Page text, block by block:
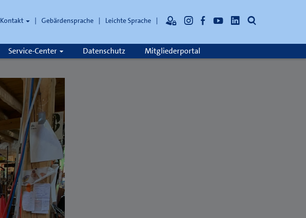
Kontakt Gebärdensprache Leichte Sprache
Service-Center Datenschutz Mitgliederportal